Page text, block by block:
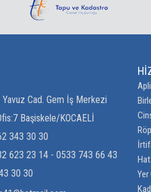
Cad. Gem İş Merkezi
Başiskele/KOCAELİ
343 30 30
623 23 14 - 0533 743 66 43
30 30